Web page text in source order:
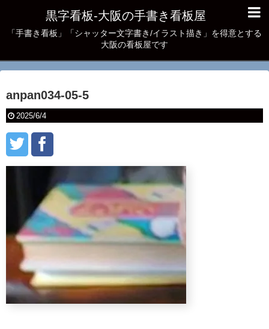
黒字看板‐大阪の手書き看板屋
「手書き看板」「シャッター文字書き/イラスト描き」を得意とする
大阪の看板屋です
anpan034-05-5
2025/6/4